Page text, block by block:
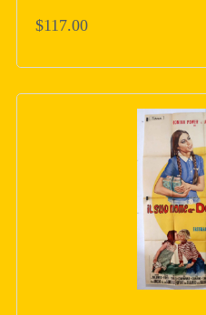
$117.00